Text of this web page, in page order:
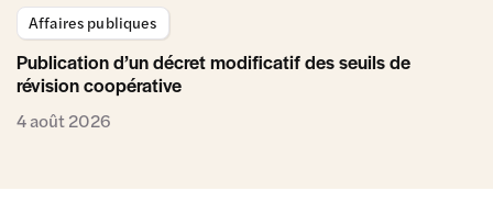
Affaires publiques
Publication d’un décret modificatif des seuils de
révision coopérative
4 août 2026